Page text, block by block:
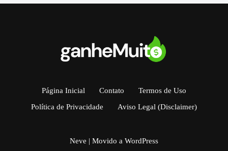
Página Inicial Contato
Termos de Uso
Política de Privacidade
Aviso Legal (Disclaimer)
Neve | Movido a WordPress